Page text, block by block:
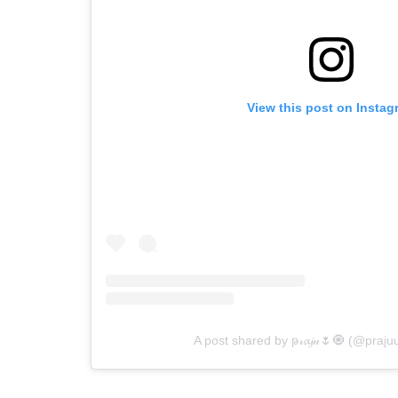
View this post on
A post shared by թ𝓇𝓪𝓳𝓊🌷🧿